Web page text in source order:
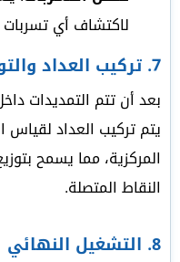
لاكتشاف أي تسربات
7. تركيب العداد
بعد أن تتم التمديدات
يتم تركيب العداد لقياس
المركزية، مما يسمح
النقاط المتصلة.
8. التشغيل النهائي